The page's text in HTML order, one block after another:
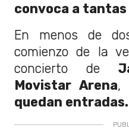
convoca a
En menos de
comienzo de la
concierto de
Movistar Arena,
quedan entradas.